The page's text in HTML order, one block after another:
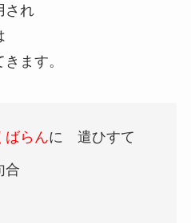
され
ます。
ばらんに 遣ひすて
合